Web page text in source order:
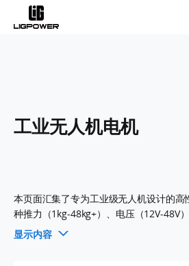
工业无人机电机
本页面汇集了专为工业级无人机设计的高
种推力（1kg-48kg+）、电压（12V-48V
是重载运输、巡检、测绘还是物流等工业
选并对比最适合的工业级无人机电机。
显示内容